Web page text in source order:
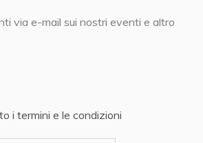
via e-mail sui nostri eventi e altro
i termini e le condizioni